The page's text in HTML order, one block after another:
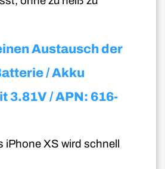
Austausch der
/ Akku
3.81V / APN: 616-
iPhone XS wird schnell